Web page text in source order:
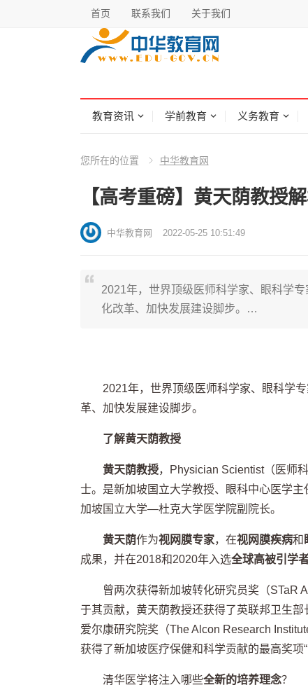
首页 联系我们 关于我们
教育资讯 学前教育 义务教育
您所在的位置 中华教育网
【高考重磅】黄天荫教授
中华教育网 2022-05-25 10:51:49
2021年，世界顶级医师科学家、眼科学
化改革、加快发展建设脚步。…
2021年，世界顶级医师科学家、眼科学专
革、加快发展建设脚步。
了解黄天荫教授
黄天荫教授， Physician Scientist（医师
士。是新加坡国立大学教授、眼科中心医学主
加坡国立大学—杜克大学医学院副院长。
黄天荫作为视网膜专家，在视网膜疾病和
成果，并在2018和2020年入选全球高被引学
曾两次获得新加坡转化研究员奖（STaR
于其贡献，黄天荫教授还获得了英联邦卫生
爱尔康研究院奖（The Alcon Research
获得了新加坡医疗保健和科学贡献的最高奖项
清华医学将注入哪些全新的培养理念？